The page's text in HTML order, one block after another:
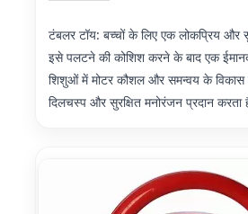
टंबलर टॉय: बच्चों के लिए एक लोकप्रिय और
इसे पलटने की कोशिश करने के बाद एक
शिशुओं में मोटर कौशल और समन्वय के विकास
दिलचस्प और सुरक्षित मनोरंजन प्रदान करता